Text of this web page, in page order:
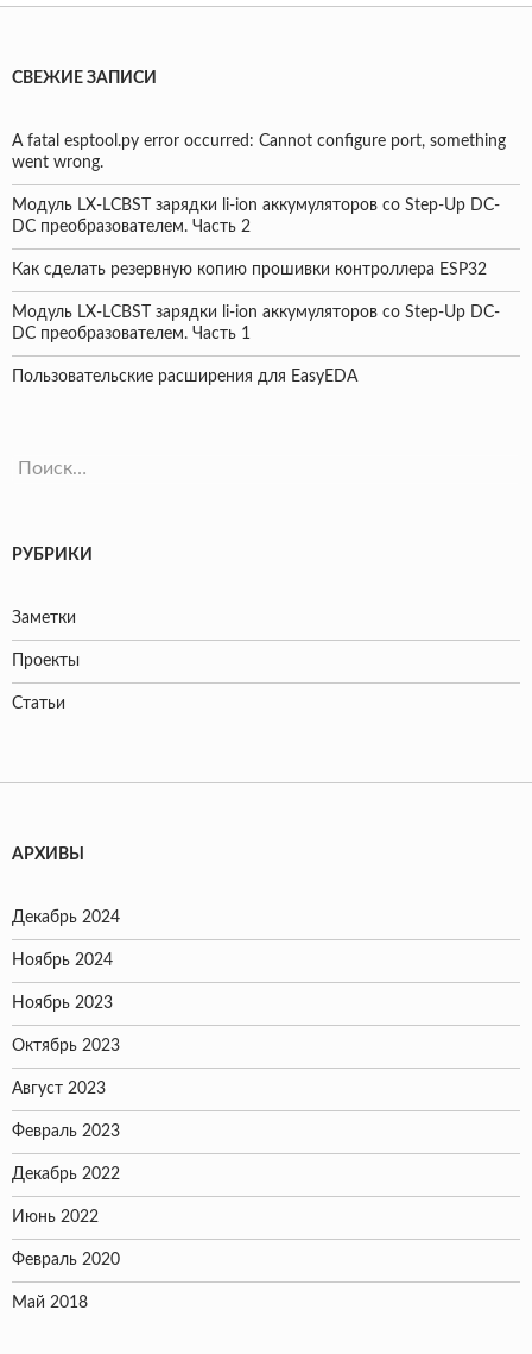
СВЕЖИЕ ЗАПИСИ
A fatal esptool.py error occurred: Cannot configure port, something
went wrong.
Модуль LX-LCBST зарядки li-ion аккумуляторов со Step-Up DC-
DC преобразователем. Часть 2
Как сделать резервную копию прошивки контроллера ESP32
Модуль LX-LCBST зарядки li-ion аккумуляторов со Step-Up DC-
DC преобразователем. Часть 1
Пользовательские расширения для EasyEDA
Найти:
РУБРИКИ
Заметки
Проекты
Статьи
АРХИВЫ
Декабрь 2024
Ноябрь 2024
Ноябрь 2023
Октябрь 2023
Август 2023
Февраль 2023
Декабрь 2022
Июнь 2022
Февраль 2020
Май 2018